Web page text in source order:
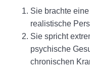
Sie brachte
realistische
Sie spricht
psychische
chronischen